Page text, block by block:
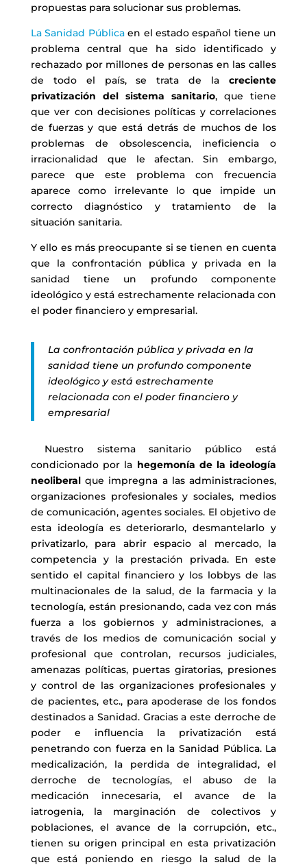
propuestas para solucionar sus problemas.
La Sanidad Públicaen el estado español tiene un
problema central que ha sido identificado y
rechazado por millones de personas en las calles
de todo el país, se trata de lacreciente
privatización del sistema sanitario, que tiene
que ver con decisiones políticas y correlaciones
de fuerzas y que está detrás de muchos de los
problemas de obsolescencia, ineficiencia o
irracionalidad que le afectan. Sin embargo,
parece que este problema con frecuencia
aparece como irrelevante lo que impide un
correcto diagnóstico y tratamiento de la
situación sanitaria.
Y ello es más preocupante si se tienen en cuenta
que la confrontación pública y privada en la
sanidad tiene un profundo componente
ideológico y está estrechamente relacionada con
el poder financiero y empresarial.
La confrontación pública y privada en la
sanidad tiene un profundo componente
ideológico y está estrechamente
relacionada con el poder financiero y
empresarial
Nuestro sistema sanitario público está
condicionado por la hegemonía de la ideología
neoliberalque impregna a las administraciones,
organizaciones profesionales y sociales, medios
de comunicación, agentes sociales. El objetivo de
esta ideología es deteriorarlo, desmantelarlo y
privatizarlo, para abrir espacio al mercado, la
competencia y la prestación privada. En este
sentido el capital financiero y los lobbys de las
multinacionales de la salud, de la farmacia y la
tecnología, están presionando, cada vez con más
fuerza a los gobiernos y administraciones, a
través de los medios de comunicación social y
profesional que controlan, recursos judiciales,
amenazas políticas, puertas giratorias, presiones
y control de las organizaciones profesionales y
de pacientes, etc., para apoderase de los fondos
destinados a Sanidad. Gracias a este derroche de
poder e influencia la privatización está
penetrando con fuerza en la Sanidad Pública. La
medicalización, la perdida de integralidad, el
derroche de tecnologías, el abuso de la
medicación innecesaria, el avance de la
iatrogenia, la marginación de colectivos y
poblaciones, el avance de la corrupción, etc.,
tienen su origen principal en esta privatización
que está poniendo en riesgo la salud de la